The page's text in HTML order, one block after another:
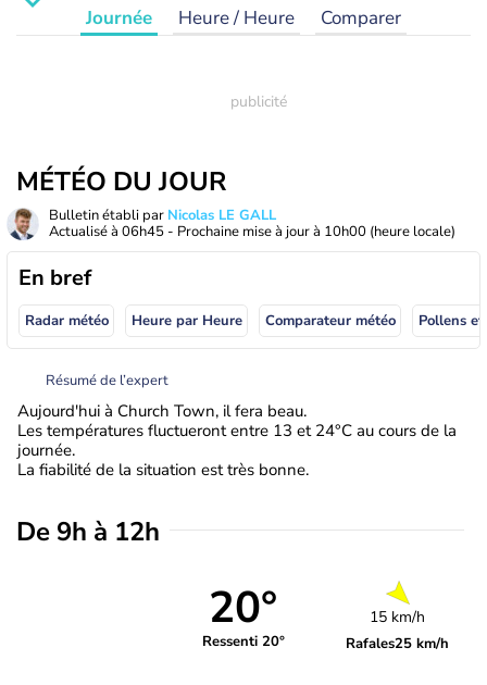
Journée Heure / Heure Comparer
MÉTÉO DU JOUR
Bulletin établi par Nicolas LE GALL
Actualisé à 06h45 - Prochaine mise à jour à 10h00 (heure locale)
En bref
Radar météo Heure par Heure Comparateur météo Pollens
Résumé de l’expert
Aujourd'hui à Church Town, il fera beau.
Les températures fluctueront entre 13 et 24°C au cours de la
journée.
La fiabilité de la situation est très bonne.
De 9h à 12h
20°
Ressenti 20°
15 km/h
Rafales25 km/h